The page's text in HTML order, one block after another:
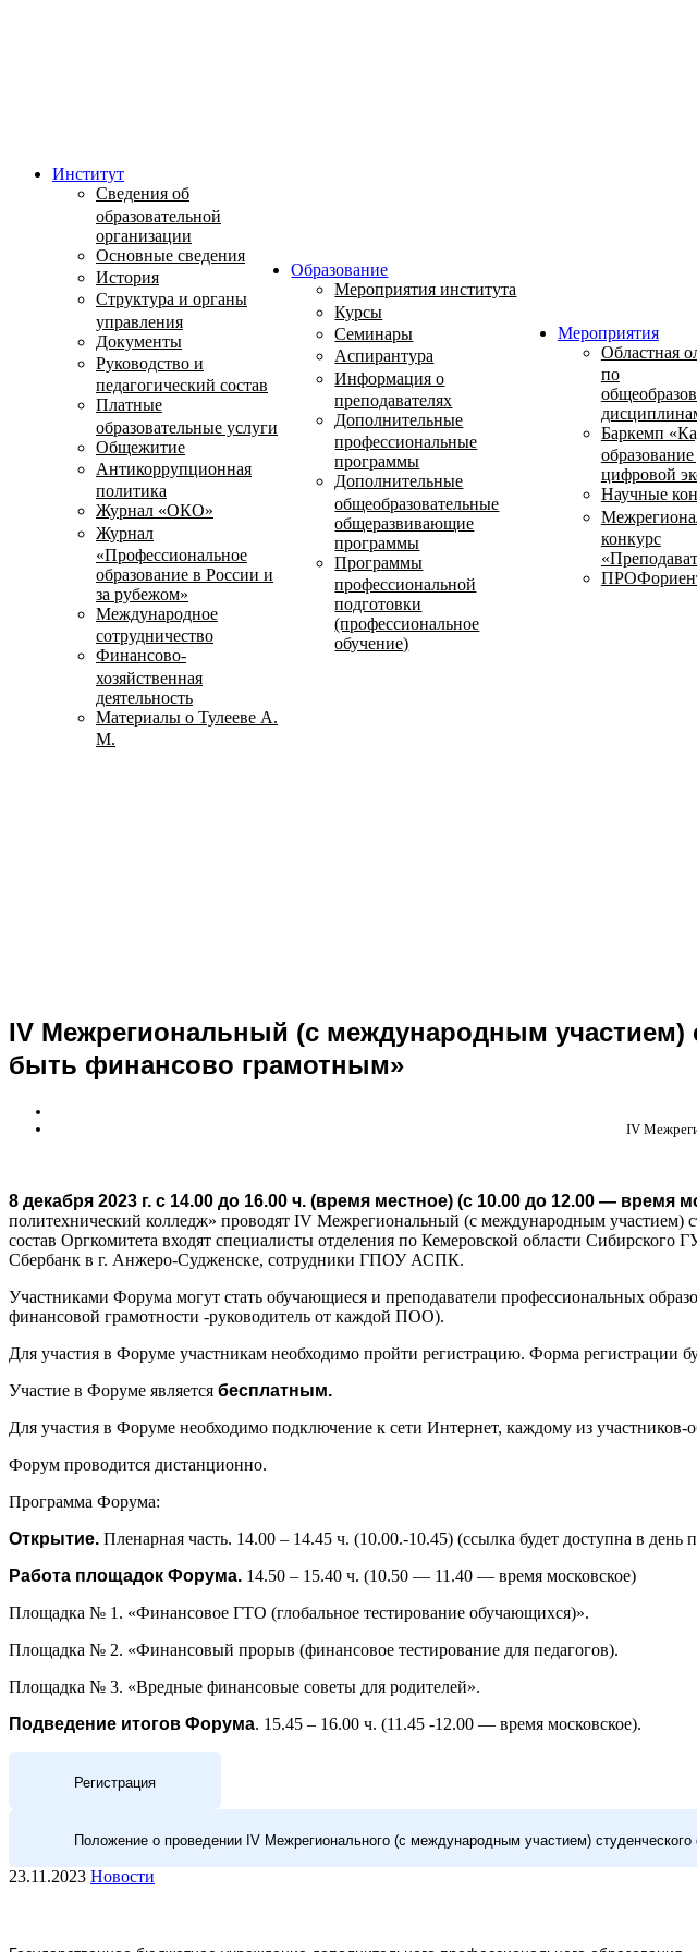
Институт
Сведения об
образовательной
организации
Основные сведения
История
Структура и органы
управления
Документы
Руководство и
педагогический состав
Платные
образовательные услуги
Общежитие
Антикоррупционная
политика
Журнал «ОКО»
Журнал
«Профессиональное
образование в России и
за рубежом»
Международное
сотрудничество
Финансово-
хозяйственная
деятельность
Материалы о Тулееве А.
М.
Образование
Мероприятия института
Курсы
Семинары
Аспирантура
Информация о
преподавателях
Дополнительные
профессиональные
программы
Дополнительные
общеобразовательные
общеразвивающие
программы
Программы
профессиональной
подготовки
(профессиональное
обучение)
Мероприятия
Областная
по
Баркемп
образование
цифровой
Научные
конкурс
IV Межрегиональный (с международным участием)
быть финансово грамотным»
IV
8 декабря 2023 г. с 14.00 до 16.00 ч. (время местное) (с 10.00 до 12.00 — время
политехнический колледж» проводят IV Межрегиональный (с международным участием)
состав Оргкомитета входят специалисты отделения по Кемеровской области
Сбербанк в г. Анжеро-Судженске, сотрудники ГПОУ АСПК.
Участниками Форума могут стать обучающиеся и преподаватели профессиональных
финансовой грамотности -руководитель от каждой ПОО).
Для участия в Форуме участникам необходимо пройти регистрацию. Форма регистрации
Участие в Форуме является бесплатным.
Для участия в Форуме необходимо подключение к сети Интернет, каждому из участников-
Форум проводится дистанционно.
Программа Форума:
Открытие. Пленарная часть. 14.00 – 14.45 ч. (10.00.-10.45) (ссылка будет доступна в день
Работа площадок Форума. 14.50 – 15.40 ч. (10.50 — 11.40 — время московское)
Площадка № 1. «Финансовое ГТО (глобальное тестирование обучающихся)».
Площадка № 2. «Финансовый прорыв (финансовое тестирование для педагогов).
Площадка № 3. «Вредные финансовые советы для родителей».
Подведение итогов Форума. 15.45 – 16.00 ч. (11.45 -12.00 — время московское).
Регистрация
Положение о проведении IV Межрегионального (с международным участием)
23.11.2023 Новости